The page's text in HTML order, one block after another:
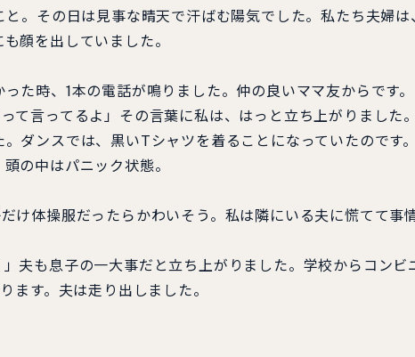
。その日は見事な晴天で汗ばむ陽気でした。私たち夫婦は
顔を出していました。
た時、1本の電話が鳴りました。仲の良いママ友からです。
て言ってるよ」その言葉に私は、はっと立ち上がりました
ダンスでは、黒いTシャツを着ることになっていたのです
の中はパニック状態。
け体操服だったらかわいそう。私は隣にいる夫に慌てて事
夫も息子の一大事だと立ち上がりました。学校からコンビ
ます。夫は走り出しました。